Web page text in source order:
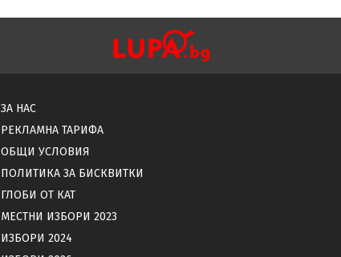
ЗА НАС
РЕКЛАМНА ТАРИФА
ОБЩИ УСЛОВИЯ
ПОЛИТИКА ЗА БИСКВИТКИ
ГЛОБИ ОТ КАТ
МЕСТНИ ИЗБОРИ 2023
ИЗБОРИ 2024